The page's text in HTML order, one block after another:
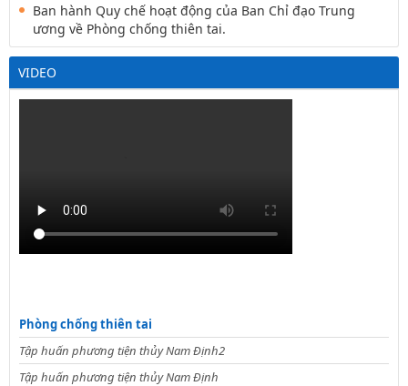
Ban hành Quy chế hoạt động của Ban Chỉ đạo Trung
ương về Phòng chống thiên tai.
VIDEO
Phòng chống thiên tai
Tập huấn phương tiện thủy Nam Định2
Tập huấn phương tiện thủy Nam Định